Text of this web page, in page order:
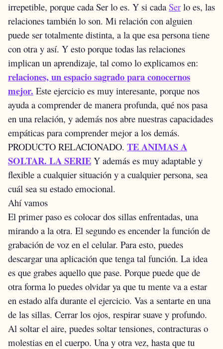
irrepetible, porque cada Ser lo es. Y si cada Ser lo es, las
relaciones también lo son. Mi relación con alguien
puede ser totalmente distinta, a la que esa persona tiene
con otra y así. Y esto porque todas las relaciones
implican un aprendizaje, tal como lo explicamos en:
relaciones, un espacio sagrado para conocernos
mejor. Este ejercicio es muy interesante, porque nos
ayuda a comprender de manera profunda, qué nos pasa
en una relación, y además nos abre nuestras capacidades
empáticas para comprender mejor a los demás.
PRODUCTO RELACIONADO. TE ANIMAS A
SOLTAR. LA SERIE Y además es muy adaptable y
flexible a cualquier situación y a cualquier persona, sea
cuál sea su estado emocional.
Ahí vamos
El primer paso es colocar dos sillas enfrentadas, una
mirando a la otra. El segundo es encender la función de
grabación de voz en el celular. Para esto, puedes
descargar una aplicación que tenga tal función. La idea
es que grabes aquello que pase. Porque puede que de
otra forma lo puedes olvidar ya que tu mente va a estar
en estado alfa durante el ejercicio. Vas a sentarte en una
de las sillas. Cerrar los ojos, respirar suave y profundo.
Al soltar el aire, puedes soltar tensiones, contracturas o
molestias en el cuerpo. Una y otra vez, hasta que tu